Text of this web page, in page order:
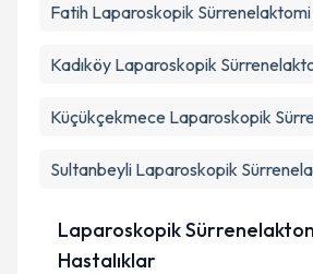
Fatih Laparoskopik Sürrenelaktomi
Kadıköy Laparoskopik
Küçükçekmece Laparoskopik
Sultanbeyli Laparoskopik
Laparoskopik
Hastalıklar